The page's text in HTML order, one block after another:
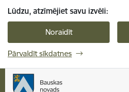
Lūdzu, atzīmējiet savu izvēli:
Noraidīt
Pārvaldīt sīkdatnes